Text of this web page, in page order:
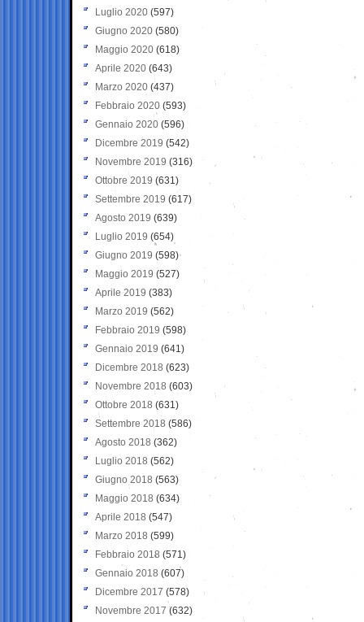
Luglio 2020 (597)
Giugno 2020 (580)
Maggio 2020 (618)
Aprile 2020 (643)
Marzo 2020 (437)
Febbraio 2020 (593)
Gennaio 2020 (596)
Dicembre 2019 (542)
Novembre 2019 (316)
Ottobre 2019 (631)
Settembre 2019 (617)
Agosto 2019 (639)
Luglio 2019 (654)
Giugno 2019 (598)
Maggio 2019 (527)
Aprile 2019 (383)
Marzo 2019 (562)
Febbraio 2019 (598)
Gennaio 2019 (641)
Dicembre 2018 (623)
Novembre 2018 (603)
Ottobre 2018 (631)
Settembre 2018 (586)
Agosto 2018 (362)
Luglio 2018 (562)
Giugno 2018 (563)
Maggio 2018 (634)
Aprile 2018 (547)
Marzo 2018 (599)
Febbraio 2018 (571)
Gennaio 2018 (607)
Dicembre 2017 (578)
Novembre 2017 (632)